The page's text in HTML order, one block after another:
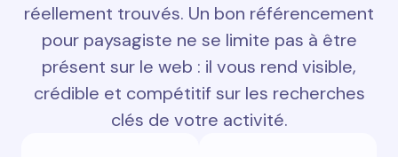
réellement trouvés. Un bon référencement
pour paysagiste ne se limite pas à être
présent sur le web : il vous rend visible,
crédible et compétitif sur les recherches
clés de votre activité.